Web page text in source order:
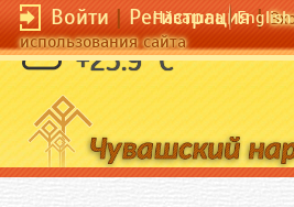
Войти|Регистрация|
использования сайта
Чӑвашла English
+25.9 °C